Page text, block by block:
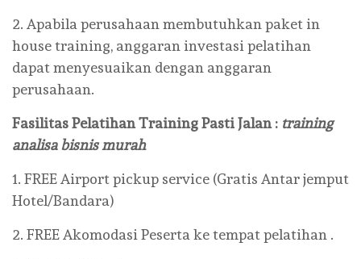
2. Apabila perusahaan membutuhkan paket in
house training, anggaran investasi pelatihan
dapat menyesuaikan dengan anggaran
perusahaan.
Fasilitas Pelatihan Training Pasti Jalan : training
analisa bisnis murah
1. FREE Airport pickup service (Gratis Antar jemput
Hotel/Bandara)
2. FREE Akomodasi Peserta ke tempat pelatihan .